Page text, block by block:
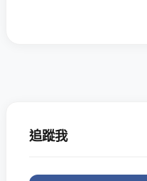
追蹤我